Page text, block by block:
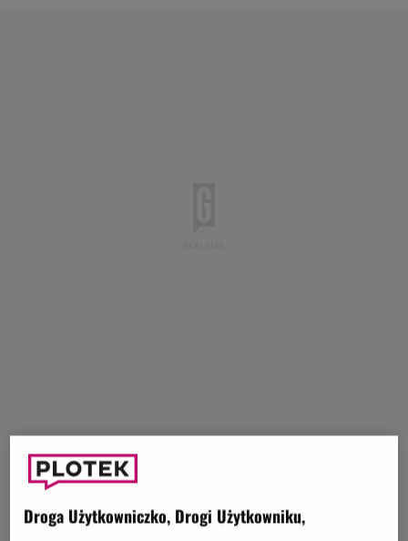
Knox i Vivienne, czyli bliźniaki
ostatnich latach media coraz częściej donoszą o
Droga Użytkowniczko, Drogi Użytkowniku,